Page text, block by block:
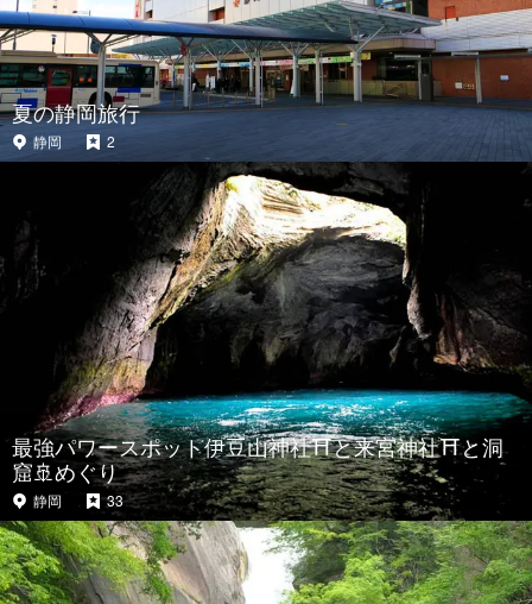
夏の静岡旅行
静岡 2
最強パワースポット伊豆山神社⛩と来宮神社⛩と洞
窟🚢めぐり
静岡 33